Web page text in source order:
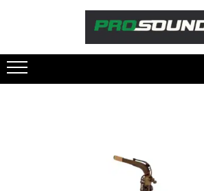
Sonorizare / PA